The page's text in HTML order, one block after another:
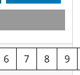
6 7 8 9